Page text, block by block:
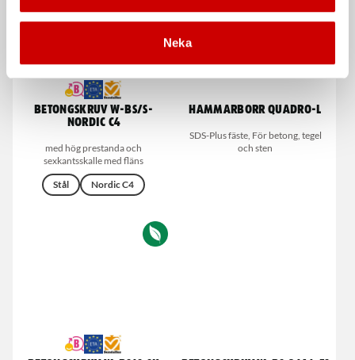
Neka
Betongskruv W-BS/S-
NORDIC C4
med hög prestanda och
sexkantsskalle med fläns
Stål
Nordic C4
Hammarborr Quadro-L
SDS-Plus fäste, För betong, tegel
och sten